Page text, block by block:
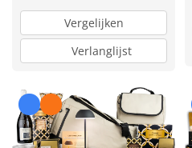
Vergelijken
Verlanglijst